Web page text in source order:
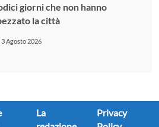
giorni che non hanno
la città
3 Agosto 2026
La
Privacy